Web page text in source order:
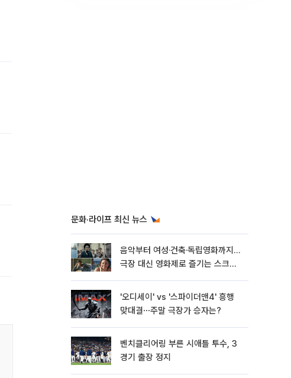
문화·라이프 최신 뉴스
음악부터 여성·건축·독립영화까지…
극장 대신 영화제로 즐기는 스크린
'오디세이' vs '스파이더맨4' 흥행
맞대결⋯주말 극장가 승자는?
벤치클리어링 부른 시애틀 투수, 3
경기 출장 정지